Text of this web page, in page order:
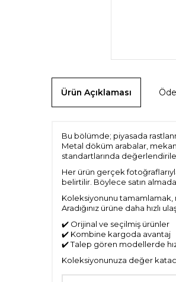
Ürün Açıklaması
Bu bölümde; piyasada
Metal döküm arabalar,
standartlarında
Her ürün gerçek
belirtilir. Böylece satın
Koleksiyonunu tamamlamak,
Aradığınız ürüne daha hızlı
✔️ Orijinal ve seçilmiş ürünler
✔️ Kombine kargoda avantaj
✔️ Talep gören modellerde
Koleksiyonunuza değer